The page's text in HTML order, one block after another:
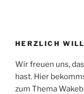
HERZLICH
Wir freuen uns,
hast. Hier
zum Thema